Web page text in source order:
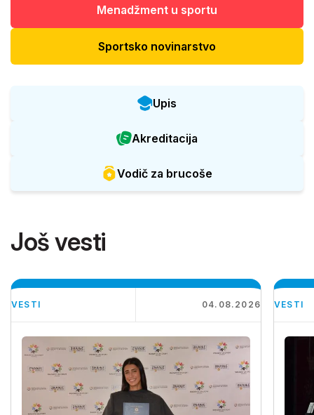
Menadžment u sportu
Sportsko novinarstvo
Upis
Akreditacija
Vodič za brucoše
Još vesti
VESTI 04.08.2026 VESTI